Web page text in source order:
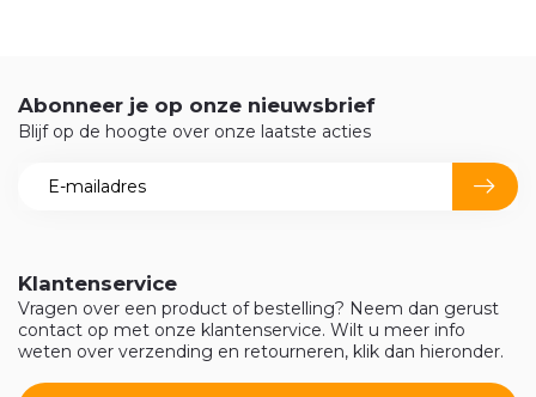
Klantenservice
Vragen over een product of bestelling? Neem dan gerust
contact op met onze klantenservice. Wilt u meer info
weten over verzending en retourneren, klik dan hieronder.
Abonneer je op onze nieuwsbrief
Blijf op de hoogte over onze laatste acties